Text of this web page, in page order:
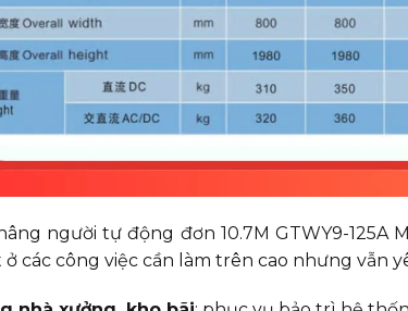
người tự động đơn 10.7M GTWY9-
ở các công việc cần làm trên cao nhưng vẫn